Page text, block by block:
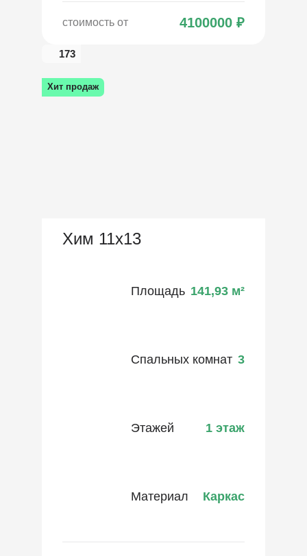
стоимость от 4100000 ₽
173
Хим 11х13
Площадь 141,93 м²
Спальных комнат 3
Этажей 1 этаж
Материал Каркас
Хит продаж